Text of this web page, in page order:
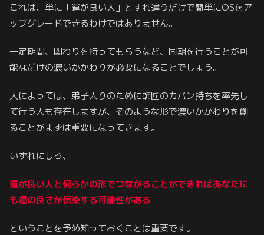
これは、単に「運が良い人」とすれ違うだけで簡単にOSをア
ップグレードできるわけではありません。
一定期間、関わりを持ってもらうなど、同期を行うことが可
能なだけの濃いかかわりが必要になることでしょう。
人によっては、弟子入りのために師匠のカバン持ちを率先し
て行う人も存在しますが、そのような形で濃いかかわりを創
ることがまずは重要になってきます。
いずれにしろ、
運が良い人と何らかの形でつながることができればあなたに
も運の良さが伝染する可能性がある
ということを予め知っておくことは重要です。